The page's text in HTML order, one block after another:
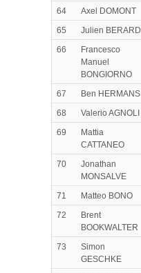
64
Axel DOMONT
65
Julien BERARD
66
Francesco
Manuel
BONGIORNO
67 Ben HERMANS
68
Valerio AGNOLI
69
Mattia
CATTANEO
70
Jonathan
MONSALVE
71 Matteo BONO
72
Brent
BOOKWALTER
73
Simon
GESCHKE